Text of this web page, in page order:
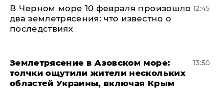
В Черном море 10 февраля произошло
два землетрясения: что известно о
последствиях
12:45
Землетрясение в Азовском море:
толчки ощутили жители нескольких
областей Украины, включая Крым
13:50